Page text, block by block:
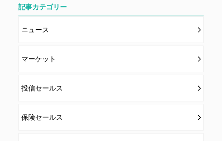
当社は、会員の個人情報を別途オンライン上に掲示する
「プライバシーポリシー」に基づき、適切に取り扱うも
記事カテゴリー
ニュース
マーケット
投信セールス
保険セールス